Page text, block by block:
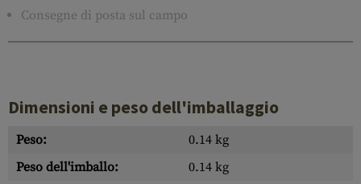
Consegne di posta sul campo
Dimensioni e peso dell'imballaggio
Peso:
0.14 kg
Peso dell'imballo:
0.14 kg